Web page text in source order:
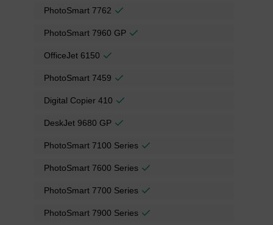
PhotoSmart 7762
PhotoSmart 7960 GP
OfficeJet 6150
PhotoSmart 7459
Digital Copier 410
DeskJet 9680 GP
PhotoSmart 7100 Series
PhotoSmart 7600 Series
PhotoSmart 7700 Series
PhotoSmart 7900 Series